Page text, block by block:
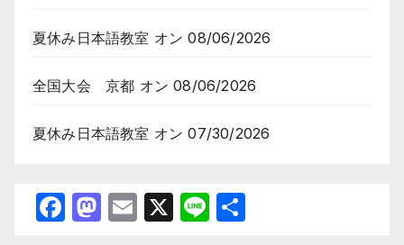
夏休み日本語教室 オン 08/06/2026
全国大会 京都 オン 08/06/2026
夏休み日本語教室 オン 07/30/2026
F
M E
X
Li